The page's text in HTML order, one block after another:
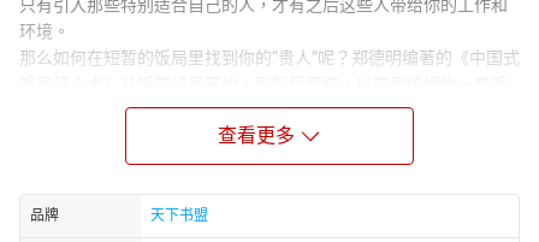
只有引入那些特别适合自己的人，才有之后这些人带给你的工作和
环境。
那么如何在短暂的饭局里找到你的“贵人”呢？郑德明编著的《中国式
局的读心阅人术，让所有阅读《中国式饭局读心术》的读者都能在
学会在饭桌上读懂人心，快速找到你想要的人脉，这样每一场饭局
下来，你的社交才能增值！
查看更多
品牌 天下书盟